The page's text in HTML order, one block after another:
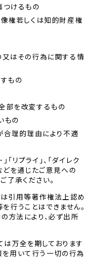
けるもの
権若しくは知的財産権
はその行為に関する情
もの
部を改変するもの
もの
合理的理由により不適
リプライ」、「ダイレク
などを通じたご意見への
了承ください。
引用等著作権法上認め
行うことはできません。
方法により、必ず出所
万全を期しております
用いて行う一切の行為